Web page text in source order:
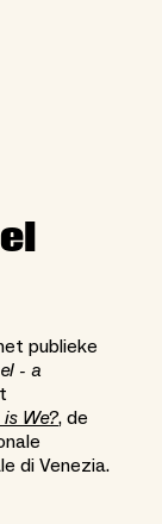
publieke
- a
We?, de
di Venezia.